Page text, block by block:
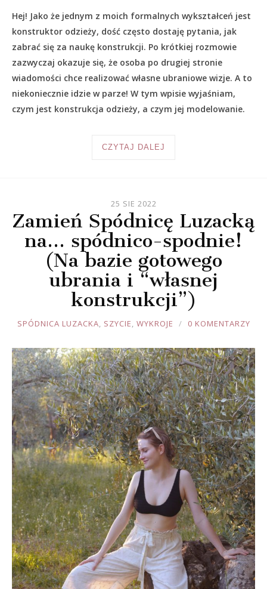
Hej! Jako że jednym z moich formalnych wykształceń jest
konstruktor odzieży, dość często dostaję pytania, jak
zabrać się za naukę konstrukcji. Po krótkiej rozmowie
zazwyczaj okazuje się, że osoba po drugiej stronie
wiadomości chce realizować własne ubraniowe wizje. A to
niekoniecznie idzie w parze! W tym wpisie wyjaśniam,
czym jest konstrukcja odzieży, a czym jej modelowanie.
CZYTAJ DALEJ
25 SIE 2022
Zamień Spódnicę Luzacką
na… spódnico-spodnie!
(Na bazie gotowego
ubrania i “własnej
konstrukcji”)
JOULE
SPÓDNICA LUZACKA, SZYCIE, WYKROJE 0 KOMENTARZY